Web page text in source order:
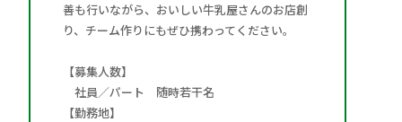
善も行いながら、おいしい牛乳屋さんのお店創
り、チーム作りにもぜひ携わってください。
【募集人数】
社員／パート 随時若干名
【勤務地】